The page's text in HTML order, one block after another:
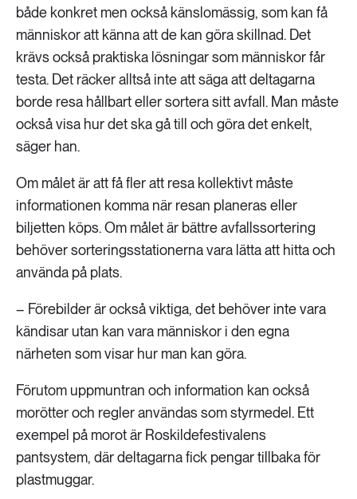
både konkret men också känslomässig, som kan få
människor att känna att de kan göra skillnad. Det
krävs också praktiska lösningar som människor får
testa. Det räcker alltså inte att säga att deltagarna
borde resa hållbart eller sortera sitt avfall. Man måste
också visa hur det ska gå till och göra det enkelt,
säger han.
Om målet är att få fler att resa kollektivt måste
informationen komma när resan planeras eller
biljetten köps. Om målet är bättre avfallssortering
behöver sorteringsstationerna vara lätta att hitta och
använda på plats.
– Förebilder är också viktiga, det behöver inte vara
kändisar utan kan vara människor i den egna
närheten som visar hur man kan göra.
Förutom uppmuntran och information kan också
morötter och regler användas som styrmedel. Ett
exempel på morot är Roskildefestivalens
pantsystem, där deltagarna fick pengar tillbaka för
plastmuggar.